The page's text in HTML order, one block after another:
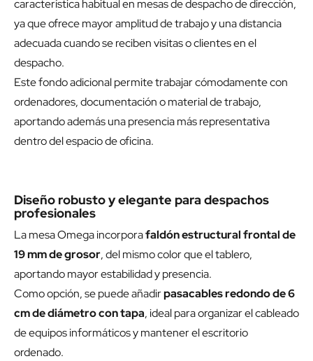
característica habitual en mesas de despacho de dirección,
ya que ofrece mayor amplitud de trabajo y una distancia
adecuada cuando se reciben visitas o clientes en el
despacho.
Este fondo adicional permite trabajar cómodamente con
ordenadores, documentación o material de trabajo,
aportando además una presencia más representativa
dentro del espacio de oficina.
Diseño robusto y elegante para despachos
profesionales
La mesa Omega incorporafaldón estructural frontal de
19 mm de grosor, del mismo color que el tablero,
aportando mayor estabilidad y presencia.
Como opción, se puede añadirpasacables redondo de 6
cm de diámetro con tapa, ideal para organizar el cableado
de equipos informáticos y mantener el escritorio
ordenado.